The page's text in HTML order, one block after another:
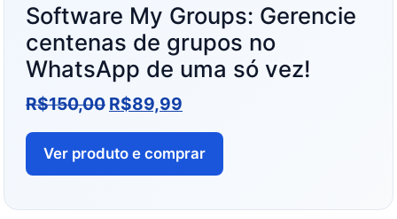
Software My Groups: Gerencie
centenas de grupos no
WhatsApp de uma só vez!
R$150,00 R$89,99
Ver produto e comprar